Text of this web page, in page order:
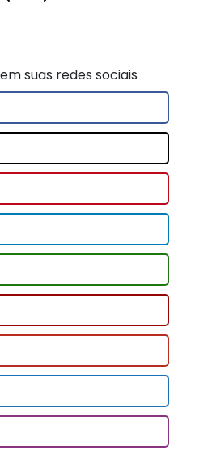
suas redes sociais